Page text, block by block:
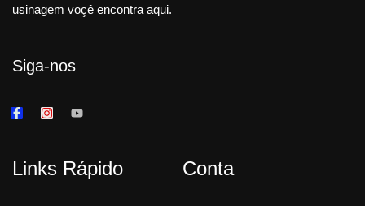
usinagem voçê encontra aqui.
Siga-nos
Links Rápido Conta